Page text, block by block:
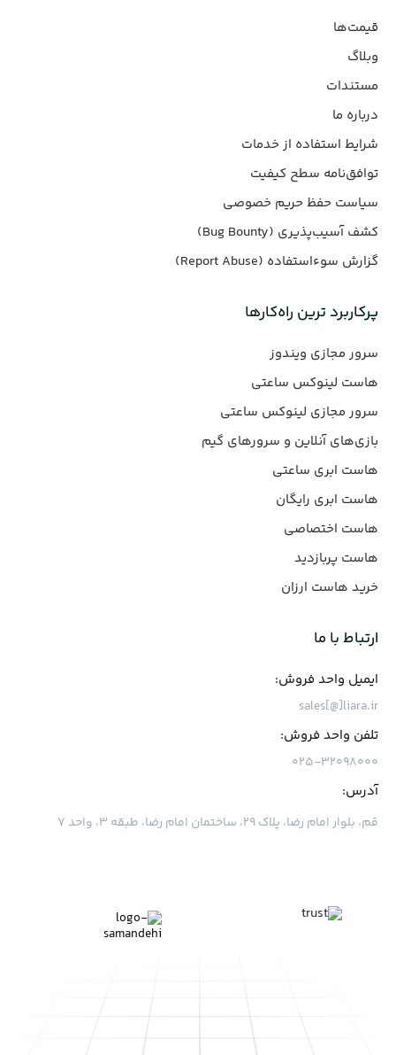
قیمت‌ها
وبلاگ
مستندات
درباره ما
شرایط استفاده از خدمات
توافق‌نامه سطح کیفیت
سیاست حفظ حریم خصوصی
کشف آسیب‌پذیری (Bug Bounty)
گزارش سوءاستفاده (Report Abuse)
پرکاربرد ترین راه‌کارها
سرور مجازی ویندوز
هاست لینوکس ساعتی
سرور مجازی لینوکس ساعتی
بازی‌های آنلاین و سرورهای گیم
هاست ابری ساعتی
هاست ابری رایگان
هاست اختصاصی
هاست پربازدید
خرید هاست ارزان
ارتباط با ما
ایمیل واحد فروش:
sales[@]liara.ir
تلفن واحد فروش:
۰۲۵-۳۲۰۹۸۰۰۰
آدرس:
قم، بلوار امام رضا، پلاک ۲۹، ساختمان امام رضا، طبقه ۳، واحد ۷